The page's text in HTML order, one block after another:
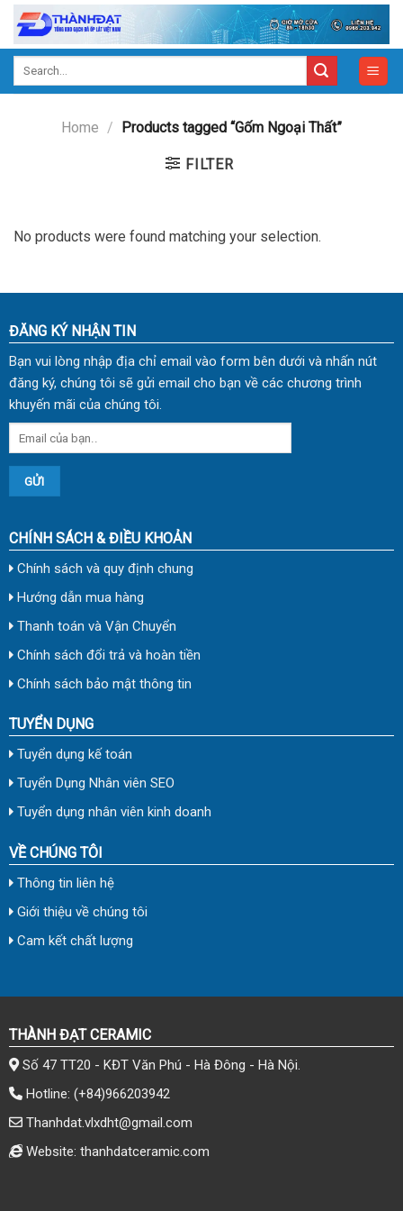
Skip
content
Home / Products tagged “Gốm Ngoại Thất”
FILTER
No products were found matching your selection.
ĐĂNG KÝ NHẬN TIN
Bạn vui lòng nhập địa chỉ email vào form bên dưới và nhấn nút
đăng ký, chúng tôi sẽ gửi email cho bạn về các chương trình
khuyến mãi của chúng tôi.
CHÍNH SÁCH & ĐIỀU KHOẢN
Chính sách và quy định chung
Hướng dẫn mua hàng
Thanh toán và Vận Chuyển
Chính sách đổi trả và hoàn tiền
Chính sách bảo mật thông tin
TUYỂN DỤNG
Tuyển dụng kế toán
Tuyển Dụng Nhân viên SEO
Tuyển dụng nhân viên kinh doanh
VỀ CHÚNG TÔI
Thông tin liên hệ
Giới thiệu về chúng tôi
Cam kết chất lượng
THÀNH ĐẠT CERAMIC
Số 47 TT20 - KĐT Văn Phú - Hà Đông - Hà Nội.
Hotline: (+84)966203942
Thanhdat.vlxdht@gmail.com
Website: thanhdatceramic.com